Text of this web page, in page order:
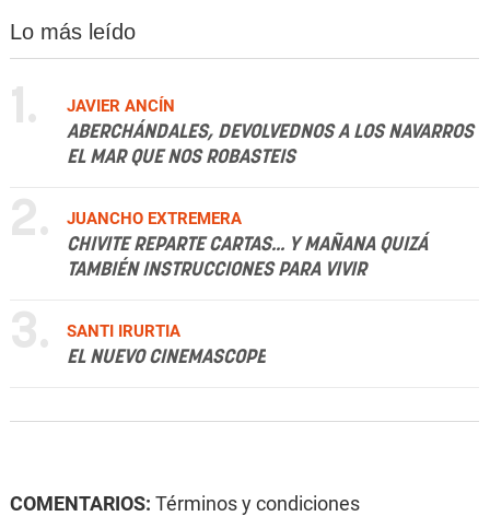
Lo más leído
1.
JAVIER ANCÍN
ABERCHÁNDALES, DEVOLVEDNOS A LOS NAVARROS
EL MAR QUE NOS ROBASTEIS
2.
JUANCHO EXTREMERA
CHIVITE REPARTE CARTAS... Y MAÑANA QUIZÁ
TAMBIÉN INSTRUCCIONES PARA VIVIR
3.
SANTI IRURTIA
EL NUEVO CINEMASCOPE
COMENTARIOS: Términos y condiciones